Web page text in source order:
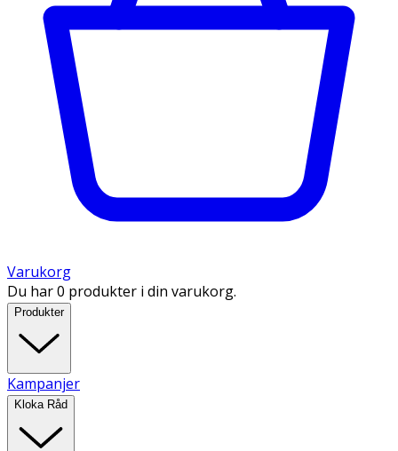
Varukorg
Du har 0 produkter i din varukorg.
Produkter
Kampanjer
Kloka Råd